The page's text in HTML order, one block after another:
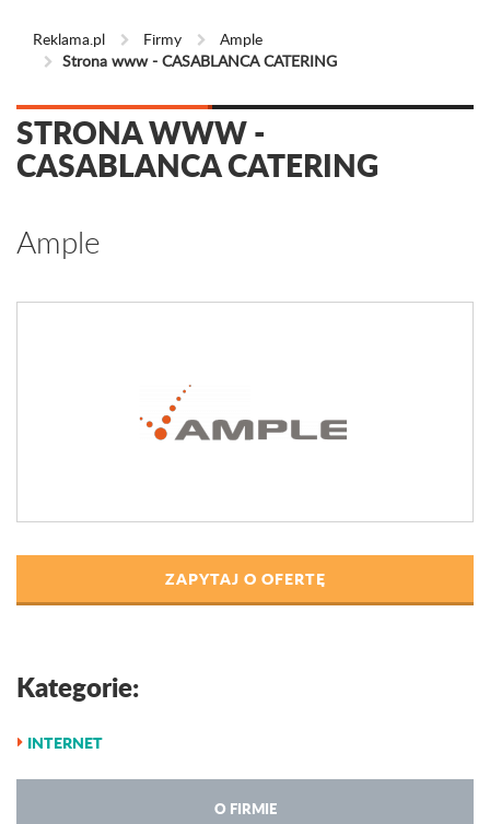
Reklama.pl Firmy
Ample
Strona www - CASABLANCA CATERING
STRONA WWW -
CASABLANCA CATERING
Ample
ZAPYTAJ O OFERTĘ
Kategorie:
INTERNET
O FIRMIE